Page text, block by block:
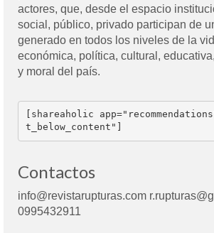
actores, que, desde el espacio
social, público, privado participan de
generado en todos los niveles de la
económica, política, cultural,
y moral del país.
[shareaholic
t_below_content"]
Contactos
info@revistarupturas.com
0995432911